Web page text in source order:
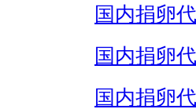
国内捐卵
国内捐卵
国内捐卵